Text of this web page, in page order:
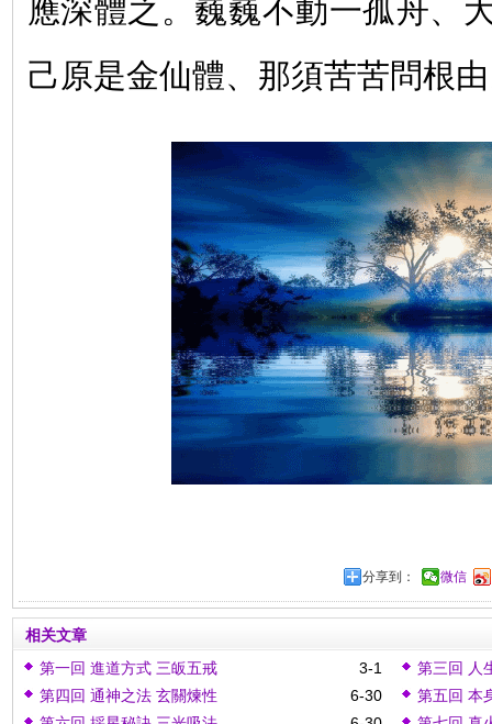
應深體之。巍巍不動一孤舟、
己原是金仙體、那須苦苦問根
分享到： 微信
相关文章
3-1
第一回 進道方式 三皈五戒
第三回 人
6-30
第四回 通神之法 玄關煉性
第五回 本